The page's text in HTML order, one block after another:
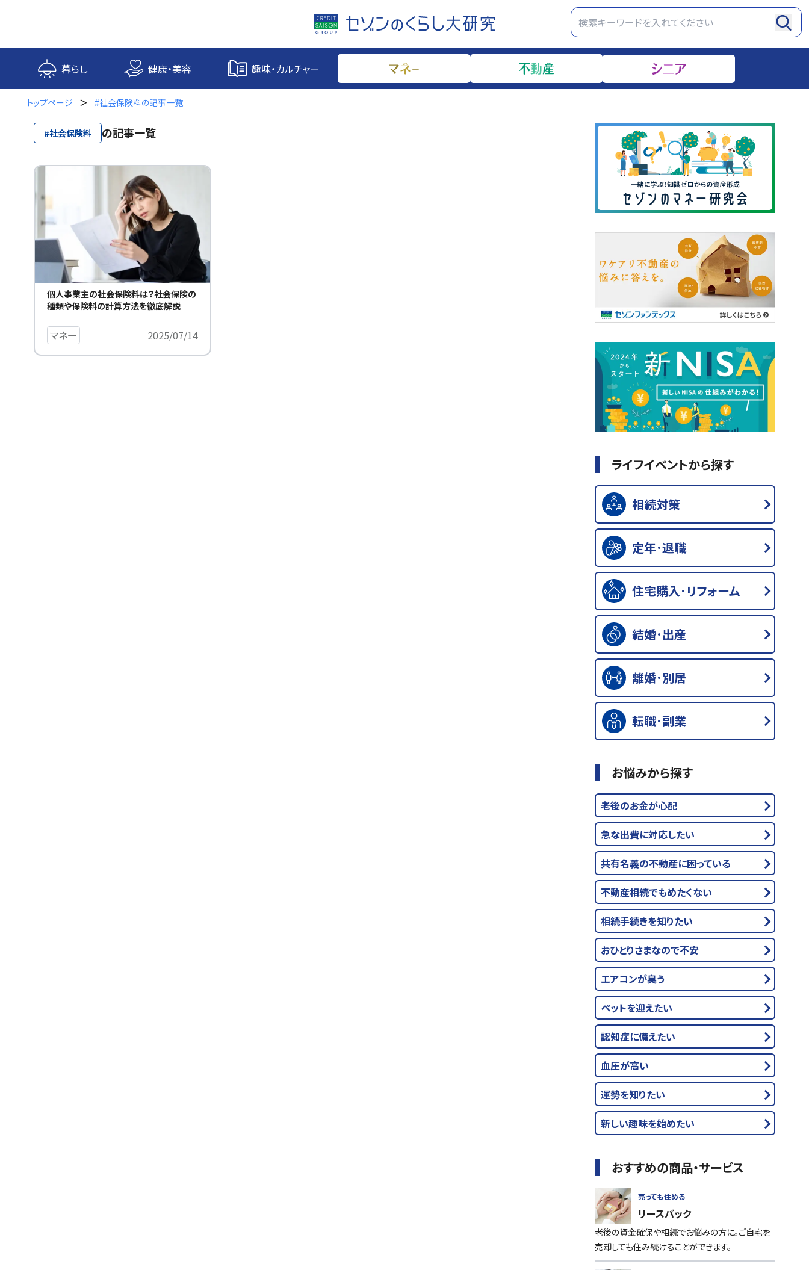
ス
プ
暮らし 健康・美容 趣味・カルチャー
トップページ #社会保険料の記事一覧
#社会保険料 の記事一覧
個人事業主の社会保険料は？社会保険の
種類や保険料の計算方法を徹底解説
マネー 2025/07/14
ライフイベントから探す
相続対策
定年･退職
住宅購入･リフォーム
結婚･出産
離婚･別居
転職･副業
お悩みから探す
老後のお金が心配
急な出費に対応したい
共有名義の不動産に困っている
不動産相続でもめたくない
相続手続きを知りたい
おひとりさまなので不安
エアコンが臭う
ペットを迎えたい
認知症に備えたい
血圧が高い
運勢を知りたい
新しい趣味を始めたい
おすすめの商品・サービス
老後の資金確保や相続でお悩みの方に。ご自宅を
売却しても住み続けることができます。
売っても住める
リースバック